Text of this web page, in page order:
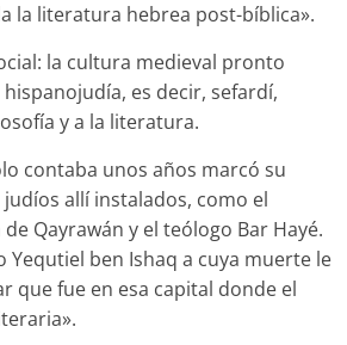
la literatura hebrea post-bíblica».
la cultura medieval pronto
es decir, sefardí,
y a la literatura.
contaba unos años marcó su
allí instalados, como el
Qayrawán y el teólogo Bar Hayé.
ben Ishaq a cuya muerte le
que fue en esa capital donde el